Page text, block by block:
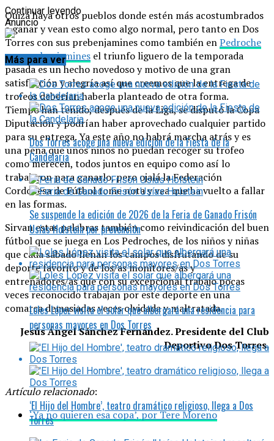
Quizá haya otros pueblos donde estén más acostumbrados
a ganar y vean esto como algo normal, pero tanto en Dos
Torres con sus prebenjamines como también enPedroche
con sus benjamines el triunfo liguero de la temporada
pasada es un hecho novedoso y motivo de una gran
satisfacción y alegría así que creemos que la entrega de
trofeos deberían haberla planteado de otra forma.
Tiempo han tenido, después de la Liga, se disputó la Copa
Diputación y podrían haber aprovechado cualquier partido
para su entrega. Ya este año no habrá marcha atrás y es
una pena que unos niños no puedan recoger su trofeo
como merecen, todos juntos en equipo como así lo
trabajaron para ganarlo, pero ojalá la Federación
Cordobesa de Fútbol tome nota y vea que ha vuelto a fallar
en las formas.
Sirvan estas palabras también como reivindicación del buen
fútbol que se juega en Los Pedroches, de los niños y niñas
que cada sábado llenan los campos disfrutando de su
deporte favorito y de los/as monitores/as y
entrenadores/as que con su excepcional trabajo pocas
veces reconocido trabajan por este deporte en una
comarca demasiadas veces olvidada y maltratada.
Jesús Ángel Sánchez Fernández. Presidente del Club
Deportivo Dos Torres.
Artículo relacionado:
‘Ya no quieren esa copa’, por Tere Moreno
Continuar leyendo
Anuncio
Más para ver
Dos Torres acoge una nueva edición de la Fiesta de la
Candelaria
Se suspende la edición de 2026 de la Feria de Ganado Frisón
Usías Holstein por prevención
Loles López visita el solar que albergará una residencia para
personas mayores en Dos Torres
‘El Hijo del Hombre’, teatro dramático religioso, llega a Dos
Torres